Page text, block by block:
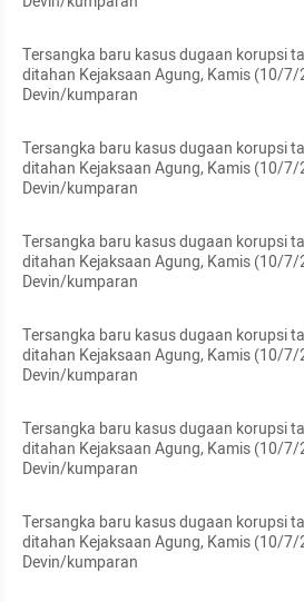
Tersangka baru kasus dugaan korupsi
ditahan Kejaksaan Agung, Kamis (10/
Devin/kumparan
Tersangka baru kasus dugaan korupsi
ditahan Kejaksaan Agung, Kamis (10/
Devin/kumparan
Tersangka baru kasus dugaan korupsi
ditahan Kejaksaan Agung, Kamis (10/
Devin/kumparan
Tersangka baru kasus dugaan korupsi
ditahan Kejaksaan Agung, Kamis (10/
Devin/kumparan
Tersangka baru kasus dugaan korupsi
ditahan Kejaksaan Agung, Kamis (10/
Devin/kumparan
Tersangka baru kasus dugaan korupsi
ditahan Kejaksaan Agung, Kamis (10/
Devin/kumparan